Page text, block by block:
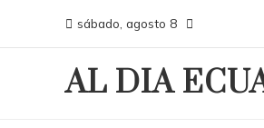
sábado, agosto 8
AL DIA